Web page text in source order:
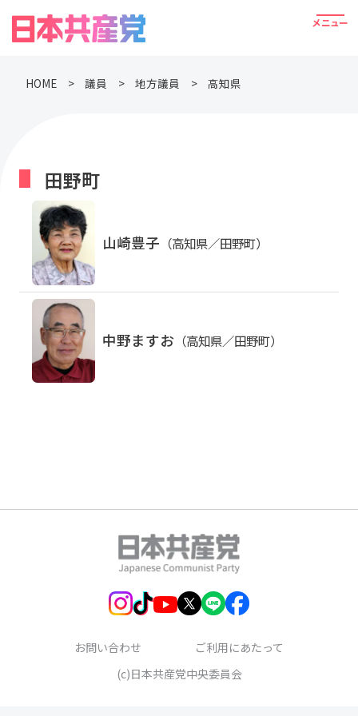
HOME 議員 地方議員 高知県
田野町
山崎豊子 （高知県／田野町）
中野ますお （高知県／田野町）
お問い合わせ
ご利用にあたって
(c)日本共産党中央委員会